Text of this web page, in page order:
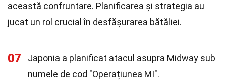
această confruntare. Planificarea și strategia au
jucat un rol crucial în desfășurarea bătăliei.
07
Japonia a planificat atacul asupra Midway sub
numele de cod "Operațiunea MI".